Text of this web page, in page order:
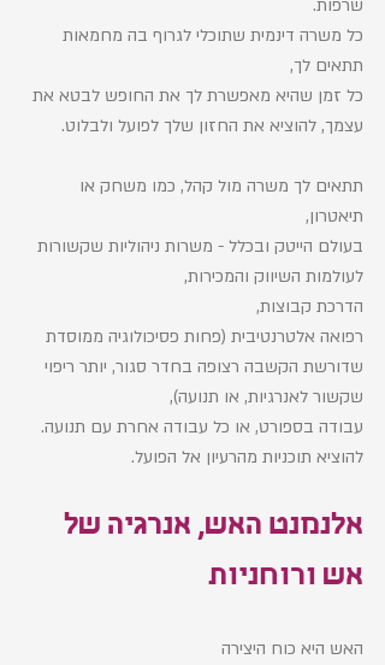
שרפות.
כל משרה דינמית שתוכלי לגרוף בה מחמאות
תתאים לך,
כל זמן שהיא מאפשרת לך את החופש לבטא את
עצמך, להוציא את החזון שלך לפועל ולבלוט.
תתאים לך משרה מול קהל, כמו משחק או
תיאטרון,
בעולם הייטק ובכלל - משרות ניהוליות שקשורות
לעולמות השיווק והמכירות,
הדרכת קבוצות,
רפואה אלטרנטיבית (פחות פסיכולוגיה ממוסדת
שדורשת הקשבה רצופה בחדר סגור, יותר ריפוי
שקשור לאנרגיות, או תנועה),
עבודה בספורט, או כל עבודה אחרת עם תנועה.
להוציא תוכניות מהרעיון אל הפועל.
אלנמנט האש, אנרגיה של
אש ורוחניות
האש היא כוח היצירה